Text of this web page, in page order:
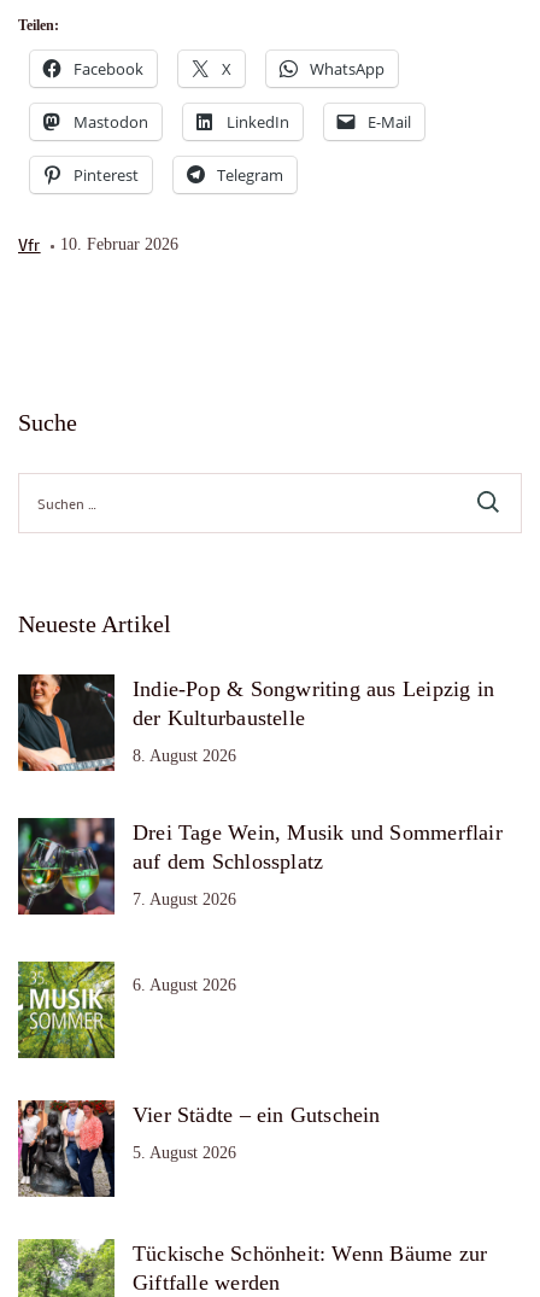
Teilen:
Facebook X WhatsApp
Mastodon LinkedIn E-Mail
Pinterest Telegram
Vfr 10. Februar 2026
Suche
nach:
Neueste Artikel
Indie-Pop & Songwriting aus Leipzig in
der Kulturbaustelle
8. August 2026
Drei Tage Wein, Musik und Sommerflair
auf dem Schlossplatz
7. August 2026
6. August 2026
Vier Städte – ein Gutschein
5. August 2026
Tückische Schönheit: Wenn Bäume zur
Giftfalle werden